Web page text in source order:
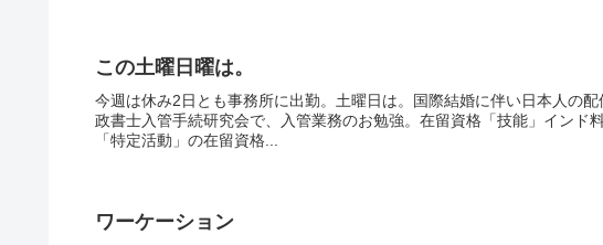
この土曜日曜は。
今週は休み2日とも事務所に出勤。土曜日は。国際結婚に伴い日本人の
政書士入管手続研究会で、入管業務のお勉強。在留資格「技能」インド
「特定活動」の在留資格...
ワーケーション